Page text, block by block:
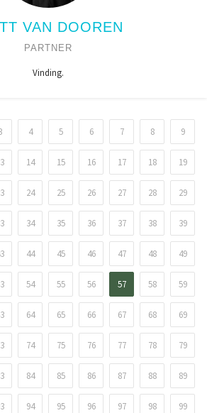
VAN DOOREN
PARTNER
Vinding.
4 5 6 7 8 9
14 15 16 17 18 19
24 25 26 27 28 29
34 35 36 37 38 39
44 45 46 47 48 49
54 55 56 57 58 59
64 65 66 67 68 69
74 75 76 77 78 79
84 85 86 87 88 89
94 95 96 97 98 99